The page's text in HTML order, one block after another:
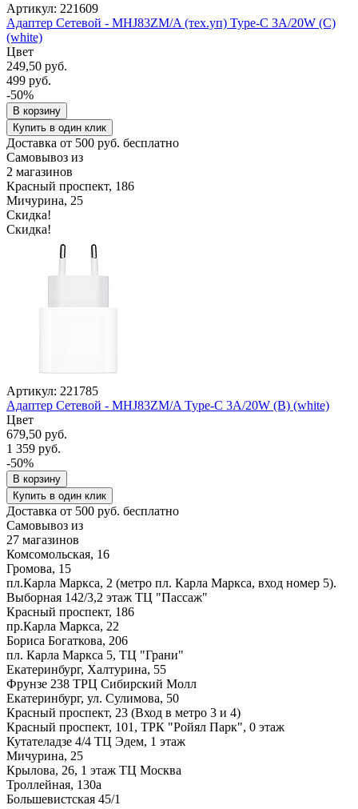
Артикул: 221609
Адаптер Сетевой - MHJ83ZM/A (тех.уп) Type-C 3A/20W (C)
(white)
Цвет
249,50 руб.
499 руб.
-50%
В корзину
Купить в один клик
Доставка от 500 руб. бесплатно
Самовывоз из
2 магазинов
Красный проспект, 186
Мичурина, 25
Скидка!
Скидка!
Артикул: 221785
Адаптер Сетевой - MHJ83ZM/A Type-C 3A/20W (B) (white)
Цвет
679,50 руб.
1 359 руб.
-50%
В корзину
Купить в один клик
Доставка от 500 руб. бесплатно
Самовывоз из
27 магазинов
Комсомольская, 16
Громова, 15
пл.Карла Маркса, 2 (метро пл. Карла Маркса, вход номер 5).
Выборная 142/3,2 этаж ТЦ "Пассаж"
Красный проспект, 186
пр.Карла Маркса, 22
Бориса Богаткова, 206
пл. Карла Маркса 5, ТЦ "Грани"
Екатеринбург, Халтурина, 55
Фрунзе 238 ТРЦ Сибирский Молл
Екатеринбург, ул. Сулимова, 50
Красный проспект, 23 (Вход в метро 3 и 4)
Красный проспект, 101, ТРК "Ройял Парк", 0 этаж
Кутателадзе 4/4 ТЦ Эдем, 1 этаж
Мичурина, 25
Крылова, 26, 1 этаж ТЦ Москва
Троллейная, 130а
Большевистская 45/1